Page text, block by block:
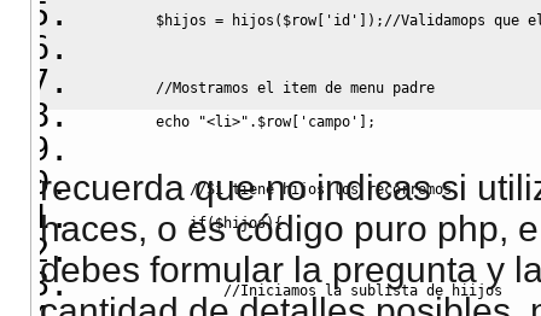
$hijos = hijos ( $row[ 'id' ] ) ; //Validamops que
//Mostramos el item de menu padre
echo
"<li>" . $row[ 'campo' ] ;
//Si tiene hijos los recorremos
if($hijos) {
//Iniciamos la sublista de hiijos
recuerda que no indicas si
haces, o es código puro php,
debes formular la pregunta y